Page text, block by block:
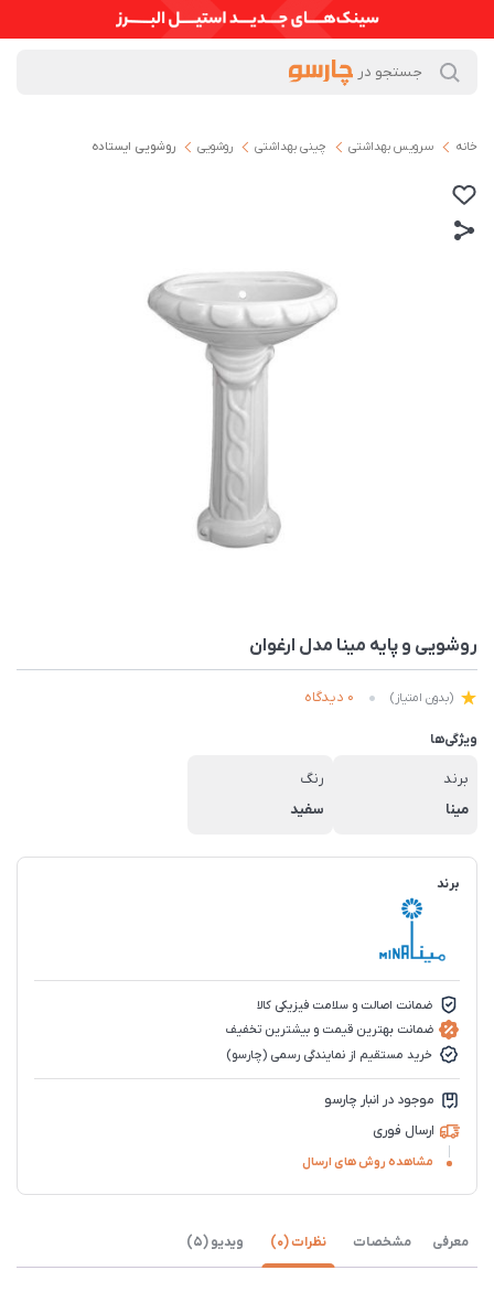
خانه سرویس بهداشتی چینی بهداشتی روشویی روشویی ایستاده
روشویی و پایه مینا مدل ارغوان
(بدون امتیاز) 0 دیدگاه
ویژگی‌ها
برند
مینا
رنگ
سفید
برند
ضمانت اصالت و سلامت فیزیکی کالا
ضمانت بهترین قیمت و بیشترین تخفیف
خرید مستقیم از نمایندگی رسمی (چارسو)
موجود در انبار چارسو
ارسال فوری
مشاهده روش های ارسال
معرفی مشخصات نظرات (0) ویدیو (5)